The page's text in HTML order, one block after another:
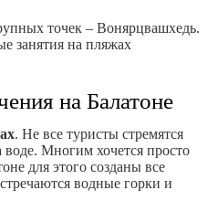
точек – Вонярцвашхедь.
занятия на пляжах
на Балатоне
. Не все туристы стремятся
Многим хочется просто
для этого созданы все
водные горки и